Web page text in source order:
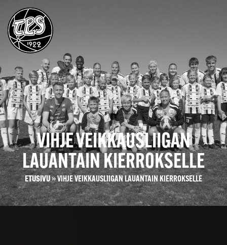
VIHJE VEIKKAUSLIIGAN
LAUANTAIN KIERROKSELLE
ETUSIVU»VIHJE VEIKKAUSLIIGAN LAUANTAIN KIERROKSELLE